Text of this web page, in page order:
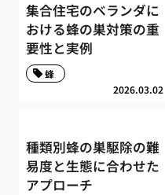
集合住宅のベランダに
おける蜂の巣対策の重
要性と実例
2026.03.02
蜂
種類別蜂の巣駆除の難
易度と生態に合わせた
アプローチ